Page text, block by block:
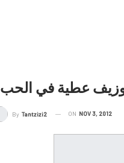
عطية في
By Tantzizi2 ON NOV 3, 2012